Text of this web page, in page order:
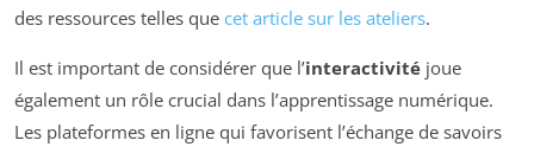
des ressources telles que cet article sur les ateliers.
Il est important de considérer que l’interactivité joue
également un rôle crucial dans l’apprentissage numérique.
Les plateformes en ligne qui favorisent l’échange de savoirs